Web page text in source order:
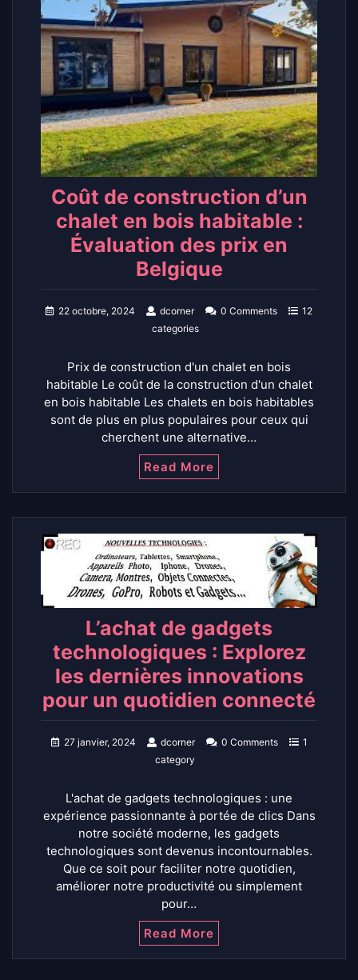
Coût de construction d’un
chalet en bois habitable :
Évaluation des prix en
Belgique
22 octobre, 2024 dcorner 0 Comments
12
categories
Prix de construction d'un chalet en bois
habitable Le coût de la construction d'un chalet
en bois habitable Les chalets en bois habitables
sont de plus en plus populaires pour ceux qui
cherchent une alternative…
Read More
L’achat de gadgets
technologiques : Explorez
les dernières innovations
pour un quotidien connecté
27 janvier, 2024 dcorner 0 Comments
1
category
L'achat de gadgets technologiques : une
expérience passionnante à portée de clics Dans
notre société moderne, les gadgets
technologiques sont devenus incontournables.
Que ce soit pour faciliter notre quotidien,
améliorer notre productivité ou simplement
pour…
Read More